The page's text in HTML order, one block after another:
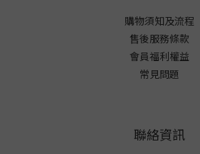
購物須知及流程
售後服務條款
會員福利權益
常見問題
聯絡資訊